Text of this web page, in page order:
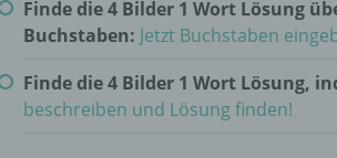
Finde die 4 Bilder 1 Wort Lösung
Buchstaben: Jetzt Buchstaben
Finde die 4 Bilder 1 Wort Lösung,
beschreiben und Lösung finden!